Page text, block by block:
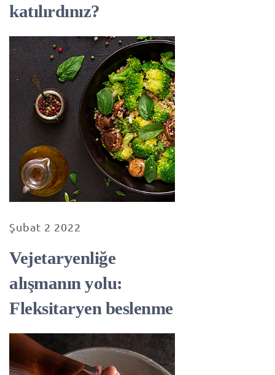
katılırdınız?
Şubat 2 2022
Vejetaryenliğe
alışmanın yolu:
Fleksitaryen beslenme